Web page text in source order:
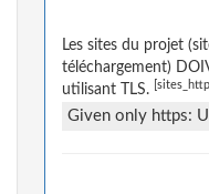
Les sites du projet
téléchargement)
utilisant TLS.
Given only https: